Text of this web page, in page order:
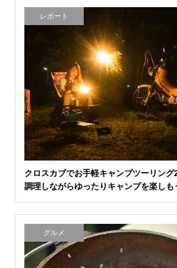
レポート
クロスカブでお手軽キャンプツーリン
調理しながらゆったりキャンプを楽しも
グルメ